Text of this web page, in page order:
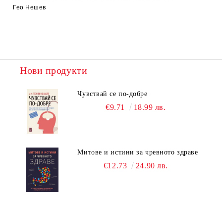
Гео Нешев
Нови продукти
Чувствай се по-добре
€9.71 18.99 лв.
Митове и истини за чревното здраве
€12.73 24.90 лв.